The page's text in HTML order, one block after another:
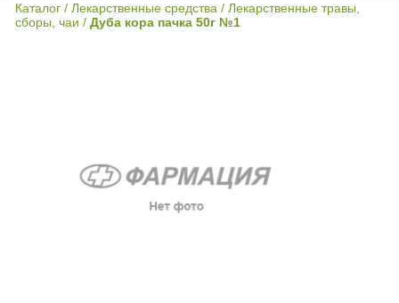
Каталог / Лекарственные средства / Лекарственные травы,
сборы, чаи / Дуба кора пачка 50г №1